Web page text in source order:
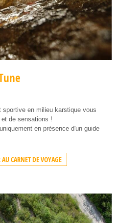
sportive en milieu karstique vous
de sensations !
en présence d'un guide
AU CARNET DE VOYAGE